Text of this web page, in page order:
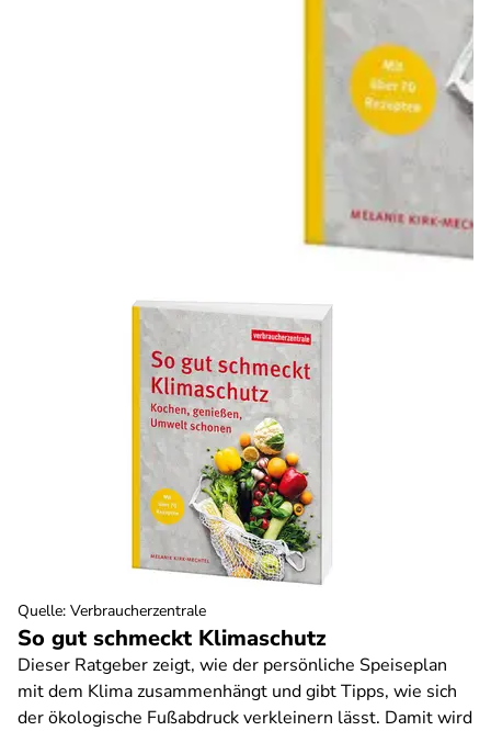
So gut schmeckt Klimaschutz
Dieser Ratgeber zeigt, wie der persönliche Speiseplan
mit dem Klima zusammenhängt und gibt Tipps, wie sich
der ökologische Fußabdruck verkleinern lässt. Damit wird
Quelle: Verbraucherzentrale